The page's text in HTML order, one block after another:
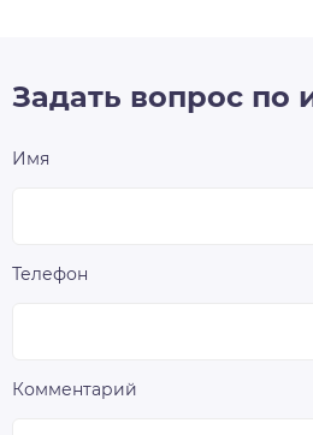
Задать вопрос по
Имя
Телефон
Комментарий